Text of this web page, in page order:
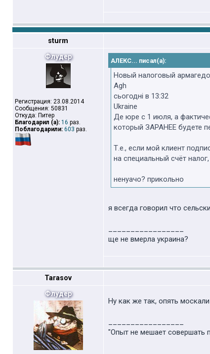
sturm
Флудер
Регистрация: 23.08.2014
Сообщения: 50831
Откуда: Питер
Благодарил (а): 16 раз.
Поблагодарили: 603 раз.
АЛЕКС... писал(а):
Новый налоговый
Agh
cьогодні в 13:32
Ukraine
Де юре с 1 июля, а
который ЗАРАНЕЕ будете
Т.е., если мой клиент
на специальный счёт
ненуачо? прикольно
я всегда говорил что
ще не вмерла украина?
Tarasov
Флудер
Ну как же так, опять
"Опыт не мешает совершать